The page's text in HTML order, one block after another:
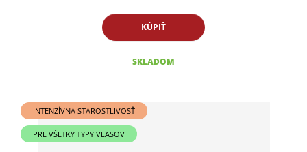
KÚPIŤ
SKLADOM
INTENZÍVNA STAROSTLIVOSŤ
PRE VŠETKY TYPY VLASOV